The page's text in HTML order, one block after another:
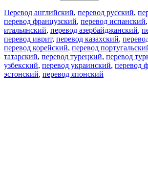
Перевод английский, перевод русский,
перевод французский, перевод испанский,
итальянский, перевод азербайджанский,
перевод иврит, перевод казахский,
перевод корейский, перевод
татарский, перевод турецкий, перевод
узбекский, перевод украинский, перевод
эстонский, перевод японский